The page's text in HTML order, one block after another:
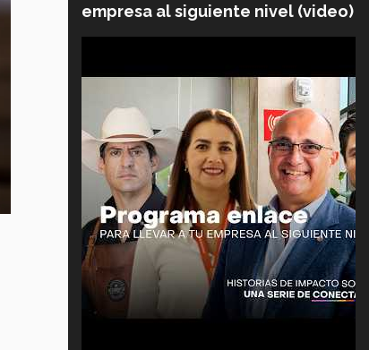
empresa al siguiente nivel (video)